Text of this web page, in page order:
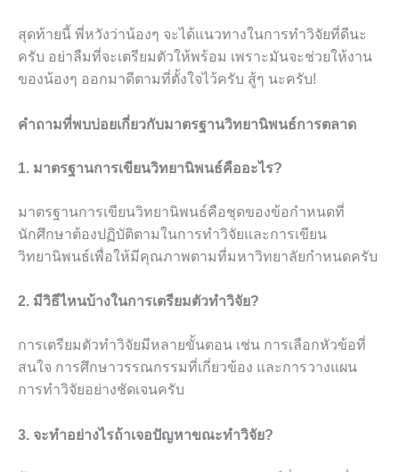
สุดท้ายนี้ พี่หวังว่าน้องๆ จะได้แนวทางในการทำวิจัยที่ดีนะ
ครับ อย่าลืมที่จะเตรียมตัวให้พร้อม เพราะมันจะช่วยให้งาน
ของน้องๆ ออกมาดีตามที่ตั้งใจไว้ครับ สู้ๆ นะครับ!
คำถามที่พบบ่อยเกี่ยวกับมาตรฐานวิทยานิพนธ์การตลาด
1. มาตรฐานการเขียนวิทยานิพนธ์คืออะไร?
มาตรฐานการเขียนวิทยานิพนธ์คือชุดของข้อกำหนดที่
นักศึกษาต้องปฏิบัติตามในการทำวิจัยและการเขียน
วิทยานิพนธ์เพื่อให้มีคุณภาพตามที่มหาวิทยาลัยกำหนดครับ
2. มีวิธีไหนบ้างในการเตรียมตัวทำวิจัย?
การเตรียมตัวทำวิจัยมีหลายขั้นตอน เช่น การเลือกหัวข้อที่
สนใจ การศึกษาวรรณกรรมที่เกี่ยวข้อง และการวางแผน
การทำวิจัยอย่างชัดเจนครับ
3. จะทำอย่างไรถ้าเจอปัญหาขณะทำวิจัย?